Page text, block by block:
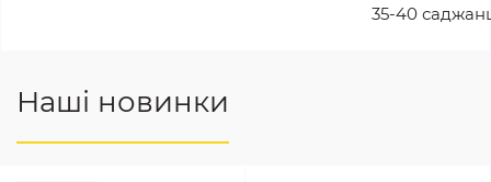
35-40
Наші новинки